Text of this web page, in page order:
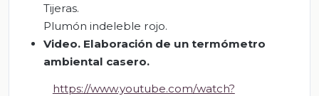
Tijeras.
Plumón indeleble rojo.
Video. Elaboración de un termómetro
ambiental casero.
https://www.youtube.com/watch?